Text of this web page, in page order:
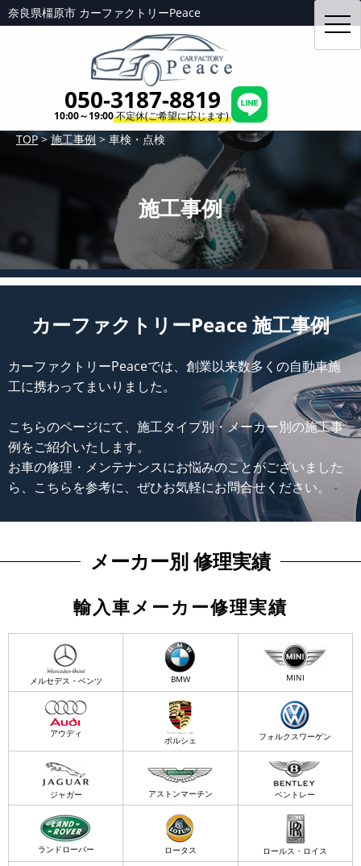
奈良県橿原市 カーファクトリーPeace
050-3187-8819
10:00～19:00不定休(ご希望に応じます)
TOP>施工事例 > 車検・点検
施工事例
カーファクトリーPeace 施工事例
カーファクトリーPeaceでは、創業以来数多くの自動車施
工に携わってまいりました。
こちらのページにて、施工タイプ別・メーカー別の施工事
例をご紹介いたします。
お車の修理・メンテナンスにお悩みのことがございました
ら、こちらを参考に、ぜひお気軽にお問合せください。
メーカー別 修理実績
輸入車メーカー修理実績
メルセデス・ベンツ BMW MINI
アウディ
ポルシェ フォルクスワーゲン
ジャガー アストンマーチン ベントレー
ランドローバー ロータス ロールス・ロイス